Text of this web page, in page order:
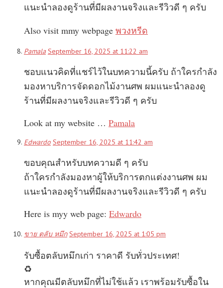
แนะนำลองดูร้านที่มีผลงานจริงและรีวิวดี ๆ ครับ
Also visit mmy webpage พวงหรีด
Pamala September 16, 2025 at 11:22 am
ชอบแนวคิดที่แชร์ไว้ในบทความนี้ครับ ถ้าใครกำลัง
มองหาบริการจัดดอกไม้งานศพ ผมแนะนำลองดู
ร้านที่มีผลงานจริงและรีวิวดี ๆ ครับ
Look at my website … Pamala
Edwardo September 16, 2025 at 11:42 am
ขอบคุณสำหรับบทความดี ๆ ครับ
ถ้าใครกำลังมองหาผู้ให้บริการตกแต่งงานศพ ผม
แนะนำลองดูร้านที่มีผลงานจริงและรีวิวดี ๆ ครับ
Here is myy web page: Edwardo
ขาย ตลับ หมึก September 16, 2025 at 1:05 pm
รับซื้อตลับหมึกเก่า ราคาดี รับทั่วประเทศ!
♻️
หากคุณมีตลับหมึกที่ไม่ใช้แล้ว เราพร้อมรับซื้อใน